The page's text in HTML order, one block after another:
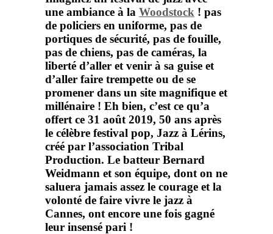
une ambiance à la Woodstock ! pas
de policiers en uniforme, pas de
portiques de sécurité, pas de fouille,
pas de chiens, pas de caméras, la
liberté d’aller et venir à sa guise et
d’aller faire trempette ou de se
promener dans un site magnifique et
millénaire ! Eh bien, c’est ce qu’a
offert ce 31 août 2019, 50 ans après
le célèbre festival pop, Jazz à Lérins,
créé par l’association Tribal
Production. Le batteur Bernard
Weidmann et son équipe, dont on ne
saluera jamais assez le courage et la
volonté de faire vivre le jazz à
Cannes, ont encore une fois gagné
leur insensé pari !